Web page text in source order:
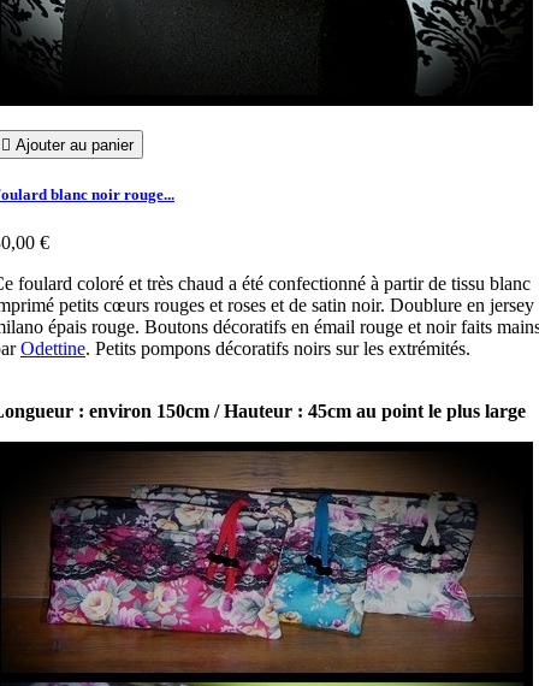
 Ajouter au panier
blanc noir rouge...
€
foulard coloré et très chaud a été confectionné à partir de tissu blanc
petits cœurs rouges et roses et de satin noir. Doublure en jersey
épais rouge. Boutons décoratifs en émail rouge et noir faits
Odettine. Petits pompons décoratifs noirs sur les extrémités.
: environ 150cm / Hauteur : 45cm au point le plus large